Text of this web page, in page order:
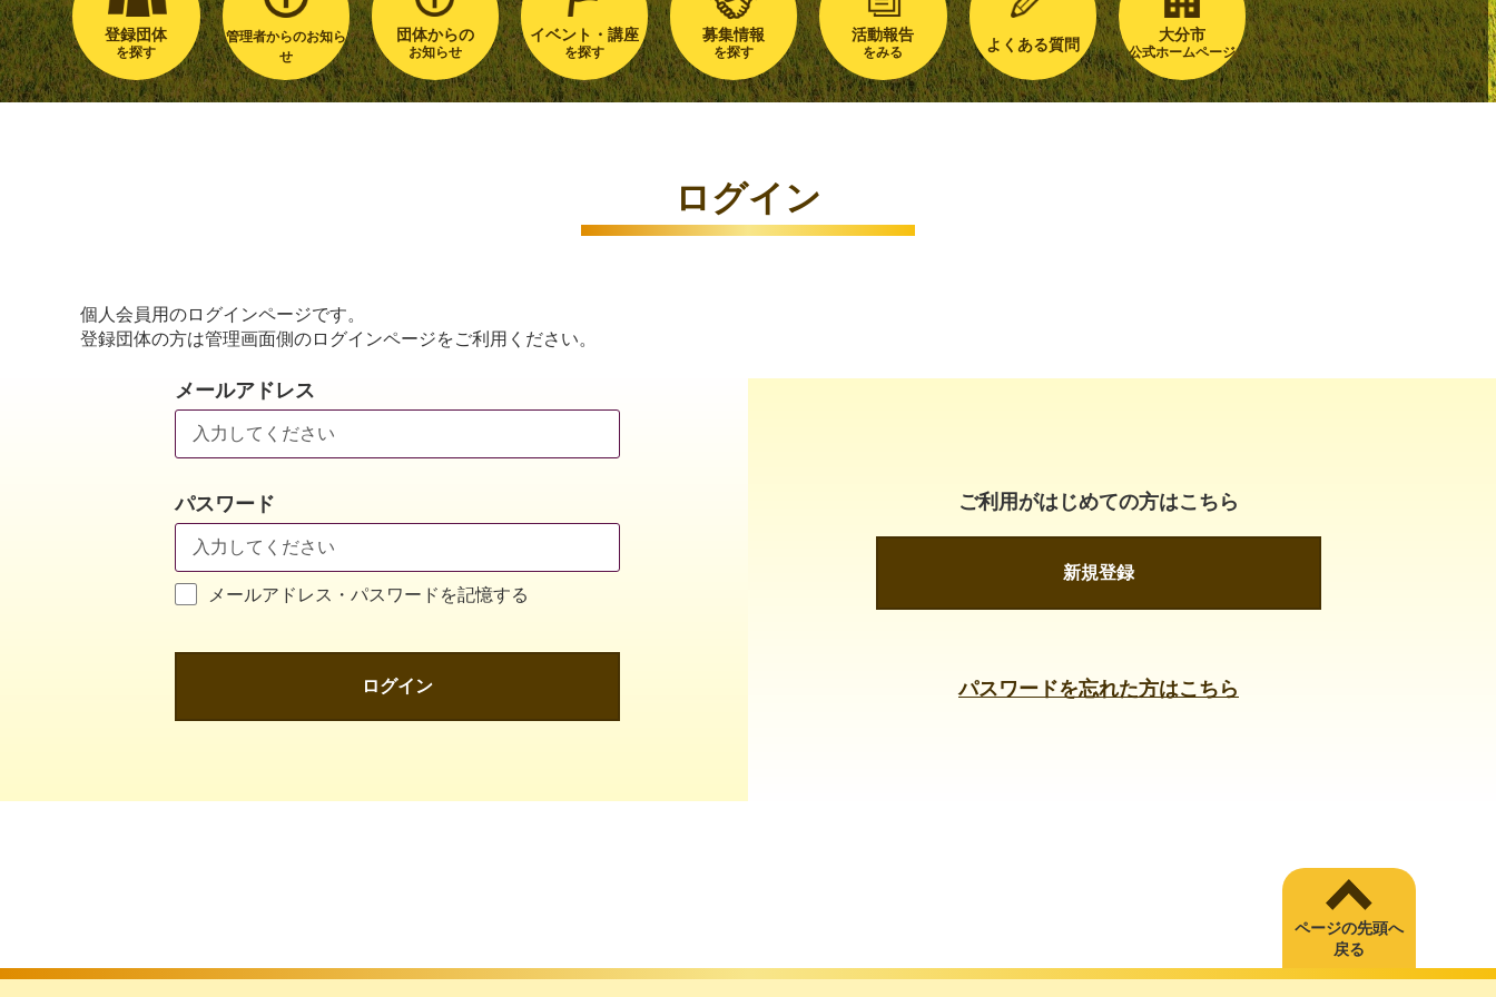
登録団体
を探す
管理者からのお知ら
せ
団体からの
お知らせ
イベント・講座
を探す
募集情報
を探す
活動報告
をみる よくある質問
大分市
公式ホームページ
ログイン
個人会員用のログインページです。
登録団体の方は管理画面側のログインページをご利用ください。
メールアドレス
パスワード
メールアドレス・パスワードを記憶する
ログイン
ご利用がはじめての方はこちら
新規登録
パスワードを忘れた方はこちら
ページの先頭へ
戻る